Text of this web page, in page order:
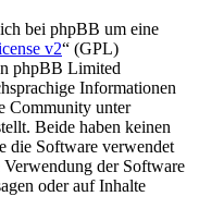
bei phpBB um eine
v2“ (GPL)
phpBB Limited
Informationen
Community unter
Beide haben keinen
die Software verwendet
der Software
oder auf Inhalte